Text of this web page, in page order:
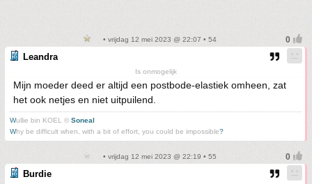
• vrijdag 12 mei 2023 @ 22:07 • 54
Leandra
Is onmogelijk
Mijn moeder deed er altijd een postbode-elastiek omheen, zat
het ook netjes en niet uitpuilend.
Wullie bin KOEL © Soneal
Why be difficult when, with a bit of effort, you could be impossible?
• vrijdag 12 mei 2023 @ 22:19 • 55
Burdie